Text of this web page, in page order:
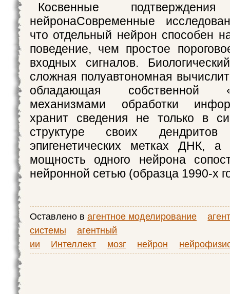
Косвенные подтверждения
нейронаСовременные
что отдельный нейрон способен
поведение, чем простое
входных сигналов.
сложная полуавтономная
обладающая собственной
механизмами обработки
хранит сведения не только в
структуре своих
эпигенетических метках ДНК, а
мощность одного нейрона
нейронной сетью (образца 1990-х
Оставлено в агентное моделирование
системы
агентный
ии
Интеллект мозг нейрон